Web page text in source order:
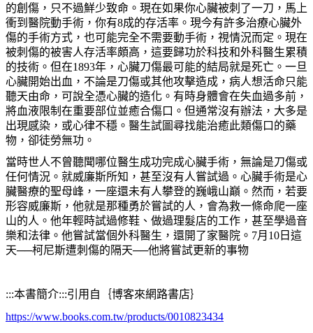
的創傷，只不過鮮少致命。現在如果你心臟被刺了一刀，馬上
衝到醫院動手術，你有8成的存活率。現今有許多治療心臟外
傷的手術方式，也可能完全不需要動手術，視情況而定。現在
被刺傷的被害人存活率頗高，這要歸功於科技和外科醫生累積
的技術。但在1893年，心臟刀傷最可能的結局就是死亡。一旦
心臟開始出血，不論是刀傷或其他攻擊造成，病人想活命只能
聽天由命，可說全憑心臟的造化。有時身體會在失血過多前，
將血液限制在重要部位並癒合傷口。但通常沒有辦法，大多是
出現感染，或心律不穩。醫生試圖尋找能治癒此類傷口的藥
物，卻徒勞無功。
當時世人不曾聽聞哪位醫生成功完成心臟手術，無論是刀傷或
任何情況。就威廉斯所知，甚至沒有人嘗試過。心臟手術是心
臟醫療的聖母峰，一座還未有人攀登的巍峨山巔。然而，若要
形容威廉斯，他就是那種勇於嘗試的人，會為救一條命爬一座
山的人。他年輕時試過修鞋、做過理髮店的工作，甚至學過音
樂和法律。他嘗試當個外科醫生，還開了家醫院。7月10日這
天──柯尼斯遭刺傷的隔天──他將嘗試更新的事物
:::本書簡介:::引用自｛博客來網路書店｝
https://www.books.com.tw/products/0010823434